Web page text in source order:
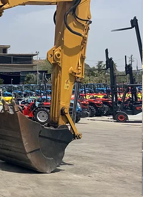
di calibrazione per la portata
di facilitare l’installazione.
in un unico intercambiabile
facile da sostituire in caso di
intatto il corpo principale.
una geometria special tale da
energia di impatto, oltre a
condizioni di criticità.
I demolitori della serie KSB, con
forniscono all’operatore una
il lavoro e permettono di
mura, entrambi in sezione stretta